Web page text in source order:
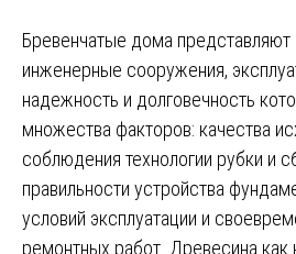
Бревенчатые дома
инженерные сооружения,
надежность и долговечность
множества факторов: качества
соблюдения технологии рубки и
правильности устройства
условий эксплуатации и
ремонтных работ. Древесина как